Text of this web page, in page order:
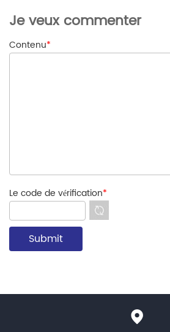
Je veux commenter
Contenu*
Le code de vérification*